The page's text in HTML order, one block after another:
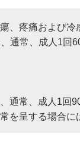
、疼痛および冷
通常、成人1回
通常、成人1回
を呈する場合